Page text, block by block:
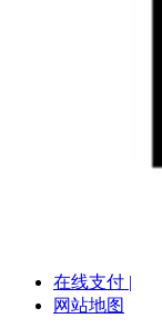
在线支付 |
网站地图